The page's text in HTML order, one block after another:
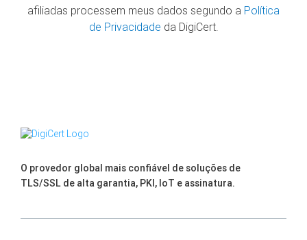
afiliadas processem meus dados segundo a Política
de Privacidade da DigiCert.
O provedor global mais confiável de soluções de
TLS/SSL de alta garantia, PKI, IoT e assinatura.